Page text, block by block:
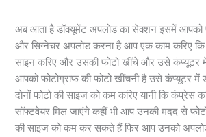
अब आता है डॉक्यूमेंट अपलोड का सेक्शन इसमें आपको
और सिग्नेचर अपलोड करना है आप एक काम करिए
साइन करिए और उसकी फोटो खींचे और उसे कंप्यूटर में
आपको फोटोग्राफ की फोटो खींचनी है उसे कंप्यूटर
दोनों फोटो की साइज को कम करिए यानी कि
सॉफ्टवेयर मिल जाएंगे कहीं भी आप उनकी मदद से
की साइज को कम कर सकते हैं फिर आप उनको